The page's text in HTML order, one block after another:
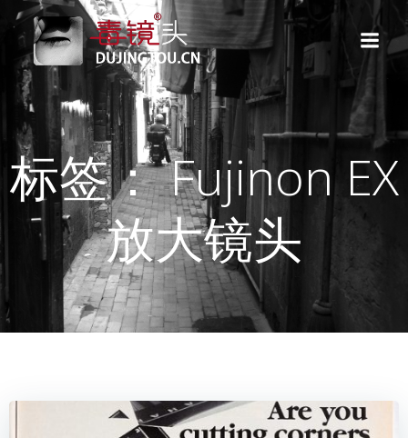
转
到
内
容
标签： Fujinon EX
放大镜头